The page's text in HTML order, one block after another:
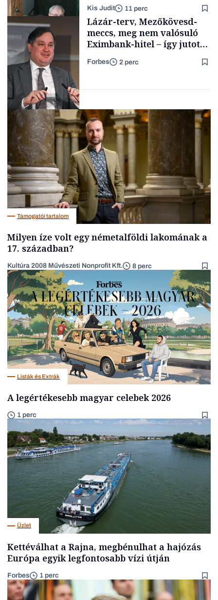
Támogatói tartalom
Családi
vállalkozások
fűszersztori
Kis Judit 11 perc
Magyar cégek
Lázár-terv, Mezőkövesd-
meccs, meg nem valósuló
Eximbank-hitel – így jutott
el a bezárásig a 70 éves
téglagyár
Forbes 2 perc
Támogatói tartalom
Milyen íze volt egy németalföldi lakomának a
17. században?
Kultúra 2008 Művészeti Nonprofit Kft. 8 perc
Listák és Extrák
A legértékesebb magyar celebek 2026
1 perc
Üzlet
Kettéválhat a Rajna, megbénulhat a hajózás
Európa egyik legfontosabb vízi útján
Forbes 1 perc